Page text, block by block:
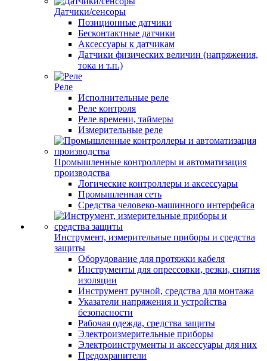
Датчики/сенсоры
Позиционные датчики
Бесконтактные датчики
Аксессуары к датчикам
Датчики физических величин (напряжения,
тока и т.п.)
Реле
Исполнительные реле
Реле контроля
Реле времени, таймеры
Измерительные реле
Промышленные контроллеры и автоматизация
производства
Логические контроллеры и аксессуары
Промышленная сеть
Средства человеко-машинного интерфейса
Инструмент, измерительные приборы и средства
защиты
Оборудование для протяжки кабеля
Инструменты для опрессовки, резки, снятия
изоляции
Инструмент ручной, средства для монтажа
Указатели напряжения и устройства
безопасности
Рабочая одежда, средства защиты
Электроизмерительные приборы
Электроинструменты и аксессуары для них
Предохранители